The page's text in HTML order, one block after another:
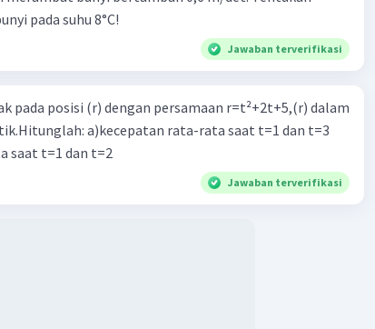
Iklan
pada suhu 8°C!
Jawaban terverifikasi
pada posisi (r) dengan persamaan r=t²+2t+5,(r) dalam
a)kecepatan rata-rata saat t=1 dan t=3
saat t=1 dan t=2
Jawaban terverifikasi